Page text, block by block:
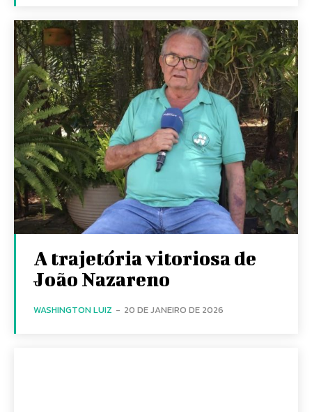
A trajetória vitoriosa de
João Nazareno
WASHINGTON LUIZ - 20 DE JANEIRO DE 2026